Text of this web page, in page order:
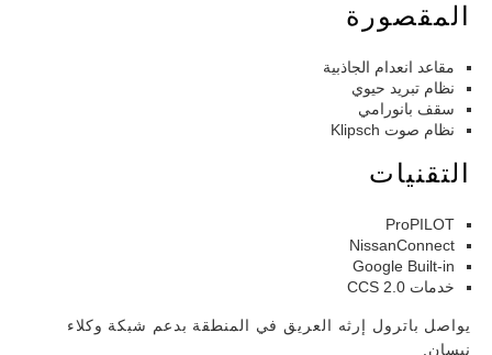
المقصورة
مقاعد انعدام الجاذبية
نظام تبريد حيوي
سقف بانورامي
نظام صوت Klipsch
التقنيات
ProPILOT
NissanConnect
Google Built-in
خدمات CCS 2.0
يواصل باترول إرثه العريق في المنطقة بدعم شبكة وكلاء
نيسان.